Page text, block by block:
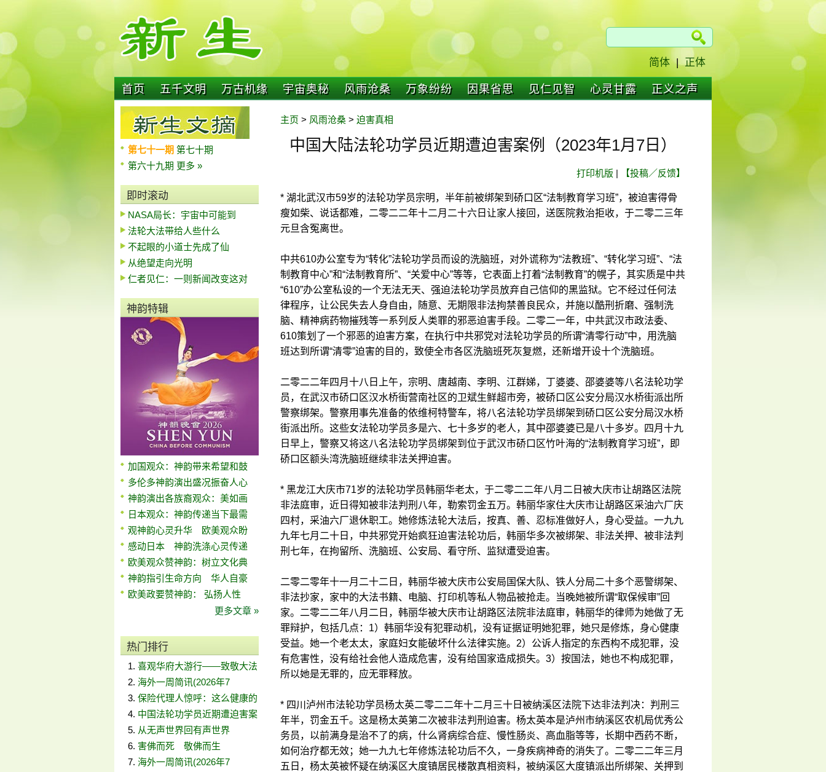
简体 | 正体
首页 五千文明 万古机缘 宇宙奥秘 风雨沧桑 万象纷纷 因果省思 见仁见智 心灵甘露 正义之声
第七十一期 第七十期
第六十九期 更多 »
即时滚动
NASA局长：宇宙中可能到
法轮大法带给人些什么
不起眼的小道士先成了仙
从绝望走向光明
仁者见仁：一则新闻改变这对
神韵特辑
加国观众：神韵带来希望和鼓
多伦多神韵演出盛况振奋人心
神韵演出各族裔观众：美如画
日本观众：神韵传递当下最需
观神韵心灵升华 欧美观众盼
感动日本 神韵洗涤心灵传递
欧美观众赞神韵：树立文化典
神韵指引生命方向 华人自豪
欧美政要赞神韵： 弘扬人性
更多文章 »
热门排行
喜观华府大游行——致敬大法
海外一周简讯(2026年7
保险代理人惊呼：这么健康的
中国法轮功学员近期遭迫害案
从无声世界回有声世界
害佛而死 敬佛而生
海外一周简讯(2026年7
主页 > 风雨沧桑 > 迫害真相
中国大陆法轮功学员近期遭迫害案例（2023年1月7日）
打印机版 | 【投稿／反馈】
* 湖北武汉市59岁的法轮功学员宗明，半年前被绑架到硚口区“法制教育学习班”，被迫害得骨
瘦如柴、说话都难，二零二二年十二月二十六日让家人接回，送医院救治拒收，于二零二三年
元旦含冤离世。
中共610办公室专为“转化”法轮功学员而设的洗脑班，对外谎称为“法教班”、“转化学习班”、“法
制教育中心”和“法制教育所”、“关爱中心”等等，它表面上打着“法制教育”的幌子，其实质是中共
“610”办公室私设的一个无法无天、强迫法轮功学员放弃自己信仰的黑监狱。它不经过任何法
律程序，让公民失去人身自由，随意、无期限非法拘禁善良民众，并施以酷刑折磨、强制洗
脑、精神病药物摧残等一系列反人类罪的邪恶迫害手段。二零二一年，中共武汉市政法委、
610策划了一个邪恶的迫害方案，在执行中共邪党对法轮功学员的所谓“清零行动”中，用洗脑
班达到所谓“清零”迫害的目的，致使全市各区洗脑班死灰复燃，还新增开设十个洗脑班。
二零二二年四月十八日上午，宗明、唐越南、李明、江群娣，丁婆婆、邵婆婆等八名法轮功学
员，在武汉市硚口区汉水桥街营南社区的卫斌生鲜超市旁，被硚口区公安分局汉水桥街派出所
警察绑架。警察用事先准备的依维柯特警车，将八名法轮功学员绑架到硚口区公安分局汉水桥
街派出所。这些女法轮功学员多是六、七十多岁的老人，其中邵婆婆已是八十多岁。四月十九
日早上，警察又将这八名法轮功学员绑架到位于武汉市硚口区竹叶海的“法制教育学习班”，即
硚口区额头湾洗脑班继续非法关押迫害。
* 黑龙江大庆市71岁的法轮功学员韩丽华老太，于二零二二年八月二日被大庆市让胡路区法院
非法庭审，近日得知被非法判刑八年，勒索罚金五万。韩丽华家住大庆市让胡路区采油六厂庆
四村，采油六厂退休职工。她修炼法轮大法后，按真、善、忍标准做好人，身心受益。一九九
九年七月二十日，中共邪党开始疯狂迫害法轮功后，韩丽华多次被绑架、非法关押、被非法判
刑七年，在拘留所、洗脑班、公安局、看守所、监狱遭受迫害。
二零二零年十一月二十二日，韩丽华被大庆市公安局国保大队、铁人分局二十多个恶警绑架、
非法抄家，家中的大法书籍、电脑、打印机等私人物品被抢走。当晚她被所谓“取保候审”回
家。二零二二年八月二日，韩丽华被大庆市让胡路区法院非法庭审，韩丽华的律师为她做了无
罪辩护，包括几点：1）韩丽华没有犯罪动机，没有证据证明她犯罪，她只是修炼，身心健康
受益。她一个老太太，家庭妇女能破坏什么法律实施。2）公诉人指定的东西构不成犯罪，没
有危害性，没有给社会他人造成危害，没有给国家造成损失。3）按国法，她也不构成犯罪，
所以她是无罪的，应无罪释放。
* 四川泸州市法轮功学员杨太英二零二二年十二月三十日被纳溪区法院下达非法判决：判刑三
年半，罚金五千。这是杨太英第二次被非法判刑迫害。杨太英本是泸州市纳溪区农机局优秀公
务员，以前满身是治不了的病，什么肾病综合症、慢性肠炎、高血脂等等，长期中西药不断，
如何治疗都无效；她一九九七年修炼法轮功后不久，一身疾病神奇的消失了。二零二二年三月
五日，杨太英被怀疑在纳溪区大度镇居民楼散真相资料，被纳溪区大度镇派出所绑架、关押到